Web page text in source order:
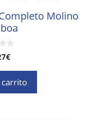
Molino
€
carrito